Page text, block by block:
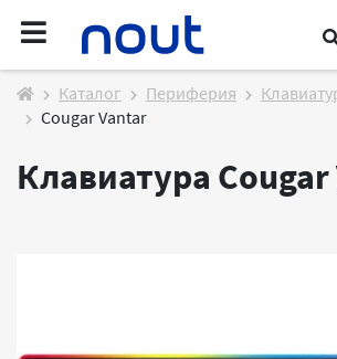
Каталог Периферия
Cougar Vantar
Клавиатура